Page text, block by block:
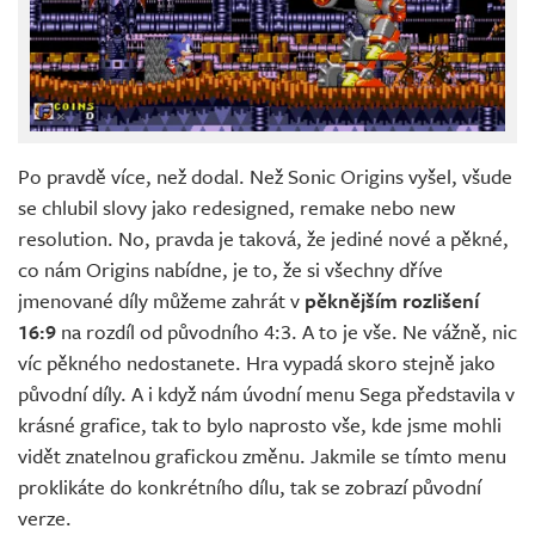
Po pravdě více, než dodal. Než Sonic Origins vyšel, všude
se chlubil slovy jako redesigned, remake nebo new
resolution. No, pravda je taková, že jediné nové a pěkné,
co nám Origins nabídne, je to, že si všechny dříve
jmenované díly můžeme zahrát v pěknějším rozlišení
16:9 na rozdíl od původního 4:3. A to je vše. Ne vážně, nic
víc pěkného nedostanete. Hra vypadá skoro stejně jako
původní díly. A i když nám úvodní menu Sega představila v
krásné grafice, tak to bylo naprosto vše, kde jsme mohli
vidět znatelnou grafickou změnu. Jakmile se tímto menu
proklikáte do konkrétního dílu, tak se zobrazí původní
verze.